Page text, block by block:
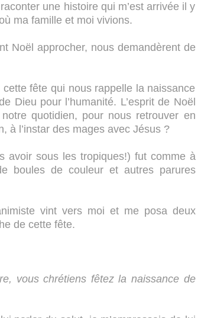
une histoire qui m’est arrivée il y
ma famille et moi vivions.
Noël approcher, nous demandèrent de
fête qui nous rappelle la naissance
Dieu pour l’humanité. L’esprit de Noël
quotidien, pour nous retrouver en
à l’instar des mages avec Jésus ?
avoir sous les tropiques!) fut comme à
boules de couleur et autres parures
vint vers moi et me posa deux
de cette fête.
vous chrétiens fêtez la naissance de